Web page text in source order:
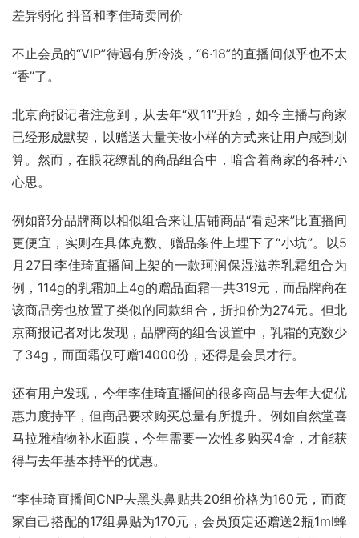
差异弱化 抖音和李佳琦卖同价
不止会员的“VIP”待遇有所冷淡，“6·18”的直播间似乎也不太
“香”了。
北京商报记者注意到，从去年“双11”开始，如今主播与商家
已经形成默契，以赠送大量美妆小样的方式来让用户感到划
算。然而，在眼花缭乱的商品组合中，暗含着商家的各种小
心思。
例如部分品牌商以相似组合来让店铺商品“看起来”比直播间
更便宜，实则在具体克数、赠品条件上埋下了“小坑”。以5
月27日李佳琦直播间上架的一款珂润保湿滋养乳霜组合为
例，114g的乳霜加上4g的赠品面霜一共319元，而品牌商在
该商品旁也放置了类似的同款组合，折扣价为274元。但北
京商报记者对比发现，品牌商的组合设置中，乳霜的克数少
了34g，而面霜仅可赠14000份，还得是会员才行。
还有用户发现，今年李佳琦直播间的很多商品与去年大促优
惠力度持平，但商品要求购买总量有所提升。例如自然堂喜
马拉雅植物补水面膜，今年需要一次性多购买4盒，才能获
得与去年基本持平的优惠。
“李佳琦直播间CNP去黑头鼻贴共20组价格为160元，而商
家自己搭配的17组鼻贴为170元，会员预定还赠送2瓶1ml蜂